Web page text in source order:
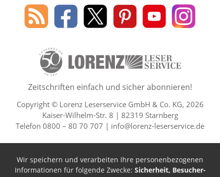
Social Media
Blog
des
Leserservice
Lorenz
Leserservice
Lorenz
Leserservice
Lorenz
Leserservice
Lorenz
Leserservice
Lorenz
50 Lesefreude im Abo Jahre
Zeitschriften einfach und sicher abonnieren!
Copyright © Lorenz Leserservice GmbH & Co. KG, 2026
Kaiser-Wilhelm-Str. 8 | 82319 Starnberg
Telefon 0800 – 80 70 707 | info@lorenz-leserservice.de
Wir speichern und verarbeiten Ihre personenbezogenen
Informationen für folgende Zwecke: Sicherheit, Besucher-